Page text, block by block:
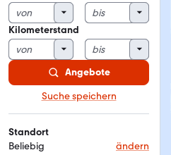
Kilometerstand
Angebote
Suche speichern
Standort
Beliebig
ändern